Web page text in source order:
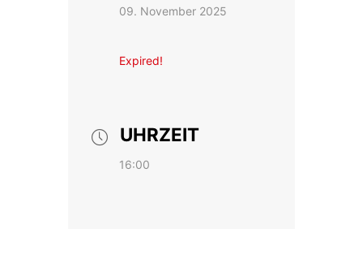
09. November 2025
Expired!
UHRZEIT
16:00